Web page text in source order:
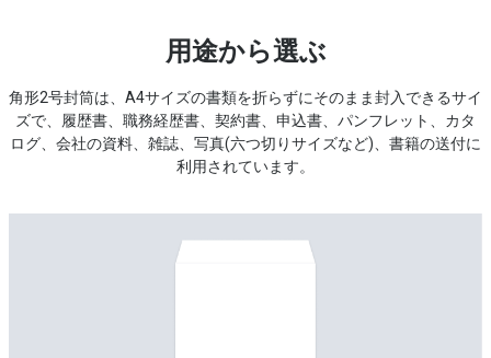
用途から選ぶ
角形2号封筒は、A4サイズの書類を折らずにそのまま封入できるサイ
ズで、 履歴書、職務経歴書、契約書、申込書、パンフレット、カタ
ログ、会社の資料、雑誌、写真(六つ切りサイズなど)、書籍の送付に
利用されています。